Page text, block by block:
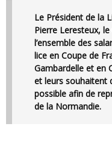
Le Président de la Ligue de Football de Normandie
Pierre Leresteux,
l’ensemble des
lice en Coupe de
Gambardelle et en
et leurs souhaitent
possible afin de
de la Normandie.